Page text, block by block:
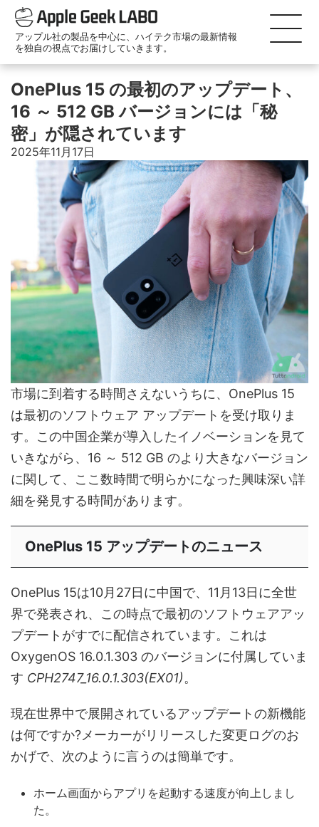
アップル社の製品を中心に、ハイテク市場の最新情報
を独自の視点でお届けしていきます。
OnePlus 15 の最初のアップデート、
16 ～ 512 GB バージョンには「秘
密」が隠されています
2025年11月17日
市場に到着する時間さえないうちに、OnePlus 15
は最初のソフトウェア アップデートを受け取りま
す。この中国企業が導入したイノベーションを見て
いきながら、16 ～ 512 GB のより大きなバージョン
に関して、ここ数時間で明らかになった興味深い詳
細を発見する時間があります。
OnePlus 15 アップデートのニュース
OnePlus 15は10月27日に中国で、11月13日に全世
界で発表され、この時点で最初のソフトウェアアッ
プデートがすでに配信されています。これは
OxygenOS 16.0.1.303 のバージョンに付属していま
す CPH2747_16.0.1.303(EX01)。
現在世界中で展開されているアップデートの新機能
は何ですか?メーカーがリリースした変更ログのお
かげで、次のように言うのは簡単です。
ホーム画面からアプリを起動する速度が向上しまし
た。